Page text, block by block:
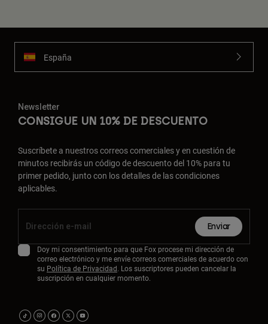
España
Newsletter
CONSIGUE UN 10% DE DESCUENTO
Suscríbete a nuestros correos comerciales y en cuestión de
minutos recibirás un código de descuento del 10% para tu
primer pedido, junto con los detalles de las condiciones
aplicables.
Enviar
Doy mi consentimiento para que Fox procese mi dirección de
correo electrónico y me envíe correos comerciales de acuerdo con
su Política de Privacidad. Los suscriptores pueden cancelar la
suscripción en cualquier momento.